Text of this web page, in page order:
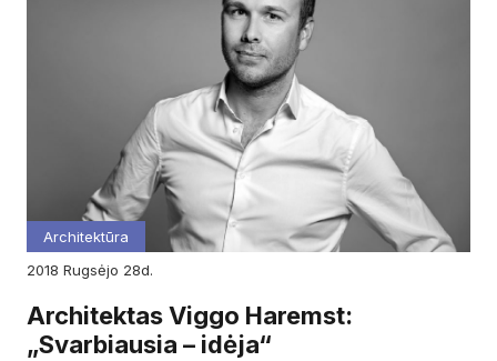
Architektūra
2018
rugsėjo 28d.
Architektas Viggo Haremst:
„Svarbiausia – idėja“